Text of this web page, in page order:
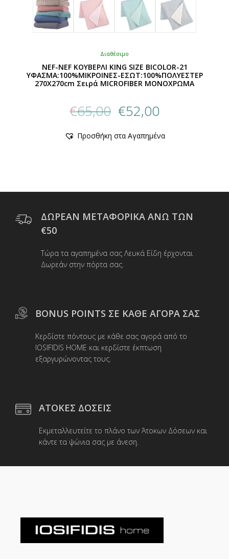
Διαθέσιμο
NEF-NEF ΚΟΥΒΕΡΛΙ KING SIZE BICOLOR-21
ΥΦΑΣΜΑ:100%ΜIΚΡΟΙΝΕΣ-ΕΣΩΤ:100%ΠΟΛΥΕΣΤΕΡ
270X270cm Σειρά MICROFIBER ΜΟΝΟΧΡΩΜΑ
€65,00
price
€65,00.
€52,00
είναι:
το
Οι
μπορούν
σελίδα
του
Προσθήκη στα Αγαπημένα
ΔΩΡΕΑΝ ΜΕΤΑΦΟΡΙΚΑ ΑΝΩ ΤΩΝ
€50
Τώρα τα αγαπημένα σας Λευκά Είδη έρχονται
Δωρεάν στην πόρτα σας.
BONUS POINTS ΣΕ ΚΑΘΕ ΑΓΟΡΑ ΣΑΣ
Κερδίστε πόντους με κάθε σας αγορά από το
IOSIFIDIS HOME και κερδίστε έκπτωση
εξαργυρώνοντας τους.
ΑΤΟΚΕΣ ΔΟΣΕΙΣ
Εκμεταλλευτείτε το πλάνο των Άτοκων Δόσεων και
κάντε τα ψώνια σας με άνεση.